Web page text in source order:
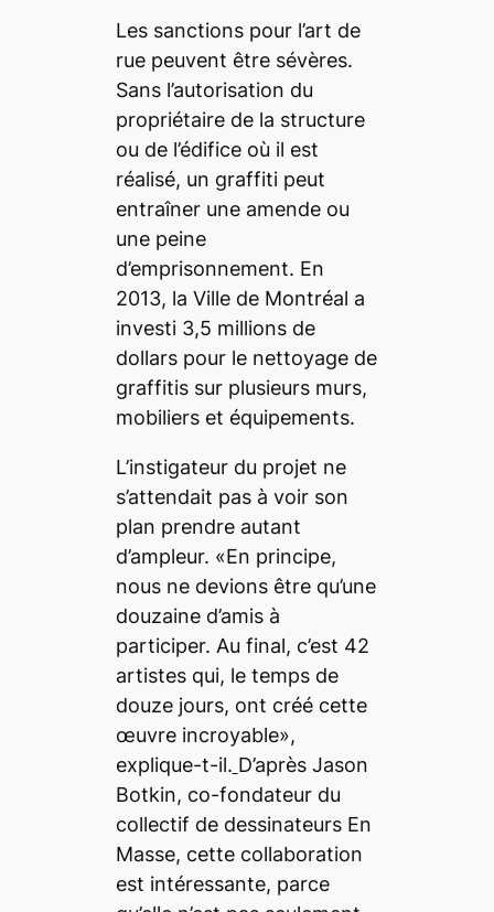
Les sanctions pour l’art de
rue peuvent être sévères.
Sans l’autorisation du
propriétaire de la structure
ou de l’édifice où il est
réalisé, un graffiti peut
entraîner une amende ou
une peine
d’emprisonnement. En
2013, la Ville de Montréal a
investi 3,5 millions de
dollars pour le nettoyage de
graffitis sur plusieurs murs,
mobiliers et équipements.
L’instigateur du projet ne
s’attendait pas à voir son
plan prendre autant
d’ampleur. «En principe,
nous ne devions être qu’une
douzaine d’amis à
participer. Au final, c’est 42
artistes qui, le temps de
douze jours, ont créé cette
œuvre incroyable»,
explique-t-il. D’après Jason
Botkin, co-fondateur du
collectif de dessinateurs En
Masse, cette collaboration
est intéressante, parce